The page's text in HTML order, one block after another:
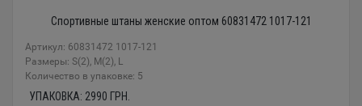
Спортивные штаны женские оптом 60831472 1017-121
Артикул: 60831472 1017-121
Размеры: S(2), M(2), L
Количество в упаковке: 5
УПАКОВКА: 2990 ГРН.